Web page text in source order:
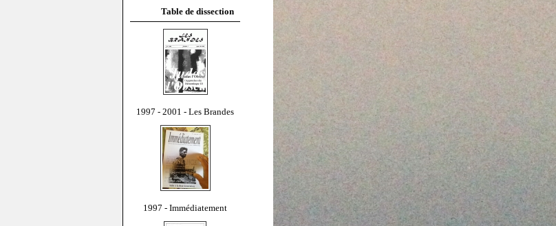
Table de dissection
1997 - 2001 - Les Brandes
1997 - Immédiatement